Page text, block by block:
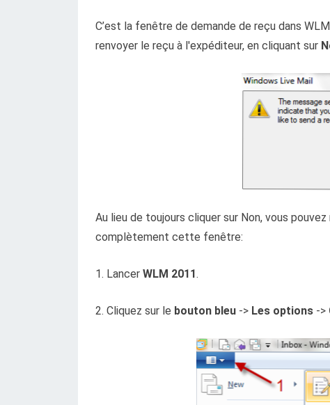
C’est la fenêtre de demande de reçu dans
renvoyer le reçu à l'expéditeur, en cliquant sur
Au lieu de toujours cliquer sur Non, vous
complètement cette fenêtre:
1. Lancer WLM 2011.
2. Cliquez sur le bouton bleu -> Les options ->